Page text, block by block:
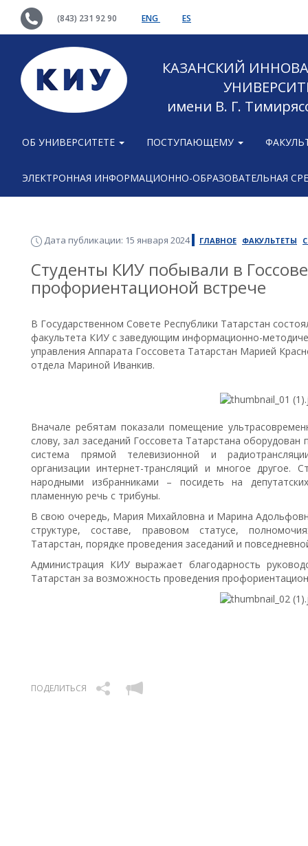
(843) 231 92 90 ENG ES
КАЗАНСКИЙ
имени В. Г.
ОБ УНИВЕРСИТЕТЕ ПОСТУПАЮЩЕМУ
ЭЛЕКТРОННАЯ ИНФОРМАЦИОННО-ОБРАЗОВАТЕЛЬНАЯ
Дата публикации: 15 января 2024 ГЛАВНОЕ ФАКУЛЬТЕТЫ
Студенты КИУ побывали в
профориентационой встрече
В Государственном Совете Республики Татарстан
факультета КИУ с заведующим информационно-
управления Аппарата Госсовета Татарстан Марией
отдела Мариной Иванкив.
Вначале ребятам показали помещение
слову, зал заседаний Госсовета Татарстана
система прямой телевизионной и
организации интернет-трансляций и многое другое.
народными избранниками – посидеть на
пламенную речь с трибуны.
В свою очередь, Мария Михайловна и Марина
структуре, составе, правовом статусе,
Татарстан, порядке проведения заседаний и
Администрация КИУ выражает благодарность
Татарстан за возможность проведения
ПОДЕЛИТЬСЯ